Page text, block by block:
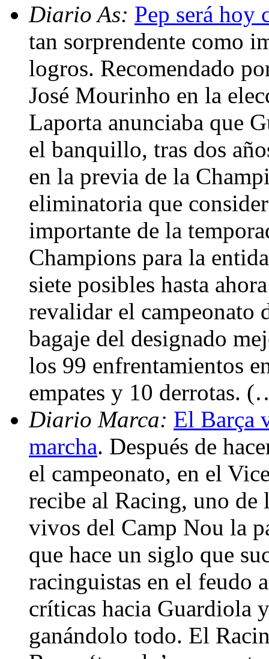
Diario As: Pep será hoy
tan sorprendente como
logros. Recomendado
José Mourinho en la
Laporta anunciaba que
el banquillo, tras dos
en la previa de la
eliminatoria que
importante de la
Champions para la
siete posibles hasta
revalidar el campeonato
bagaje del designado
los 99 enfrentamientos
empates y 10 derrotas.
Diario Marca: El Barça
marcha. Después de
el campeonato, en el
recibe al Racing, uno de
vivos del Camp Nou la
que hace un siglo que
racinguistas en el feudo
críticas hacia Guardiola
ganándolo todo. El